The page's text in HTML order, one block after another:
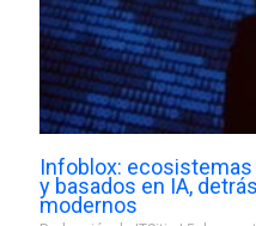
Infoblox:
y basados en IA,
modernos